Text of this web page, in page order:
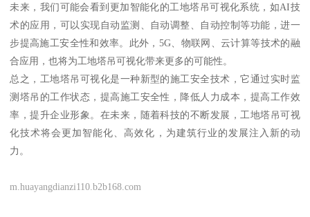
未来，我们可能会看到更加智能化的工地塔吊可视化系统，如AI技
术的应用，可以实现自动监测、自动调整、自动控制等功能，进一
步提高施工安全性和效率。此外，5G、物联网、云计算等技术的融
合应用，也将为工地塔吊可视化带来更多的可能性。
总之，工地塔吊可视化是一种新型的施工安全技术，它通过实时监
测塔吊的工作状态，提高施工安全性，降低人力成本，提高工作效
率，提升企业形象。在未来，随着科技的不断发展，工地塔吊可视
化技术将会更加智能化、高效化，为建筑行业的发展注入新的动
力。
m.huayangdianzi110.b2b168.com